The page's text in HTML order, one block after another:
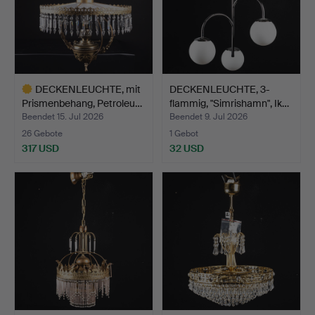
DECKENLEUCHTE, mit
Prismenbehang, Petroleu…
Beendet 15. Jul 2026
26 Gebote
317 USD
DECKENLEUCHTE, 3-
flammig, "Simrishamn", Ik…
Beendet 9. Jul 2026
1 Gebot
32 USD